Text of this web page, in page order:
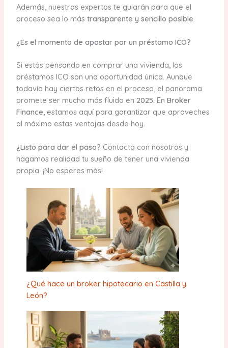
Además, nuestros expertos te guiarán para que el
proceso sea lo más transparente y sencillo posible
¿Es el momento de apostar por un préstamo ICO?
Si estás pensando en comprar una vivienda, los
préstamos ICO son una oportunidad única. Aunque
todavía hay ciertos retos en el proceso, el panorama
promete ser mucho más fluido en 2025 . En Broker
Finance , estamos aquí para garantizar que aproveches
al máximo estas ventajas desde hoy.
¿Listo para dar el paso? Contacta con nosotros y
hagamos realidad tu sueño de tener una vivienda
propia. ¡No esperes más!
¿Qué hace un broker hipotecario en Castilla y
León?